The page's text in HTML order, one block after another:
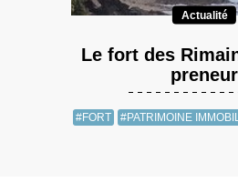
Actualité
Le fort des
preneur
#FORT #PATRIMOINE